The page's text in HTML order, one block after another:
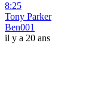
8:25
Tony Parker
Ben001
il y a 20 ans